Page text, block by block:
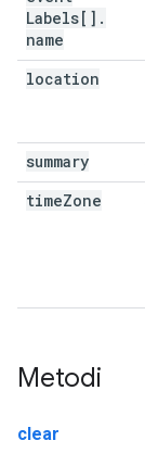
Labels[] .
name
location
summary
timeZone
Metodi
clear